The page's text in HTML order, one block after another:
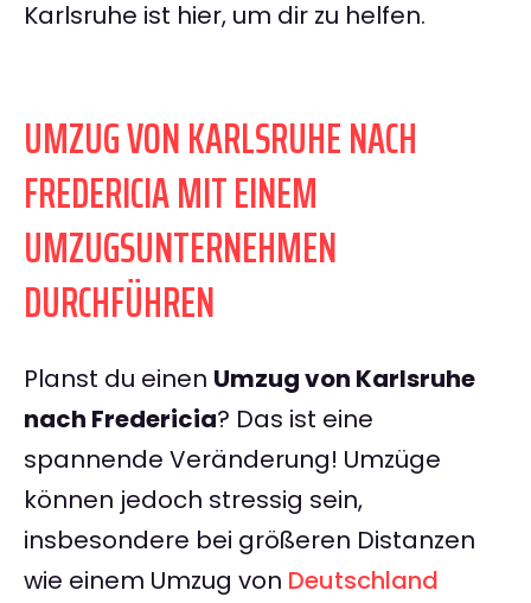
Karlsruhe ist hier, um dir zu helfen.
UMZUG VON KARLSRUHE NACH
FREDERICIA MIT EINEM
UMZUGSUNTERNEHMEN
DURCHFÜHREN
Planst du einen Umzug von Karlsruhe
nach Fredericia? Das ist eine
spannende Veränderung! Umzüge
können jedoch stressig sein,
insbesondere bei größeren Distanzen
wie einem Umzug von Deutschland